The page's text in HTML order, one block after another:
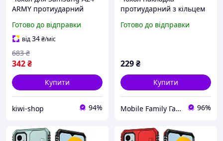
ARMY протиударний
підставка на Самсунг а24
зі шторкою на камеру
Готово до відправки
від34₴/міс
342₴
683 ₴
Купити
kiwi-shop 94%
протиударний з кільцем
чохол броня самсунг а24
Готово до відправки
229₴
Купити
Mobile Family Гаджети живуть з нами 96%